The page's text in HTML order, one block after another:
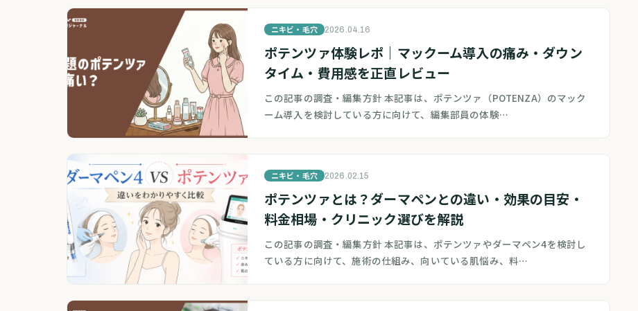
ニキビ・毛穴 2026.04.16
ポテンツァ体験レポ｜マックーム導入の痛み・ダウン
タイム・費用感を正直レビュー
この記事の調査・編集方針 本記事は、ポテンツァ（POTENZA）のマック
ーム導入を検討している方に向けて、編集部員の体験…
ニキビ・毛穴 2026.02.15
ポテンツァとは？ダーマペンとの違い・効果の目安・
料金相場・クリニック選びを解説
この記事の調査・編集方針 本記事は、ポテンツァやダーマペン4を検討し
ている方に向けて、施術の仕組み、向いている肌悩み、料…